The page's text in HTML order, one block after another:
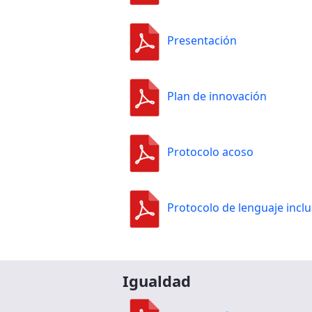
Presentación
Plan de innovación
Protocolo acoso
Protocolo de lenguaje
Igualdad